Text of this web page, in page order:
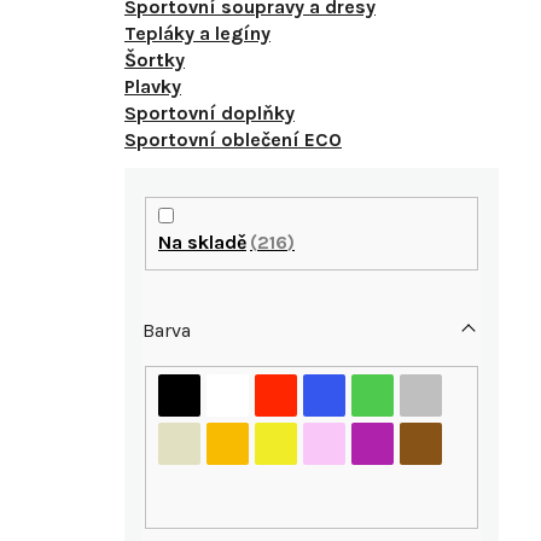
Sportovní soupravy a dresy
Tepláky a legíny
Šortky
Plavky
Sportovní doplňky
Sportovní oblečení ECO
P
Na skladě 216
Barva